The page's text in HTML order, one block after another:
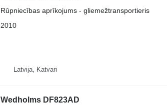
Rūpniecības aprīkojums - gliemežtransportieris
2010
Latvija, Katvari
Wedholms DF823AD